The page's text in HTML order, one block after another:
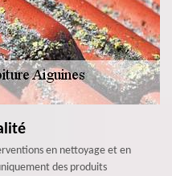
en nettoyage et en
des produits